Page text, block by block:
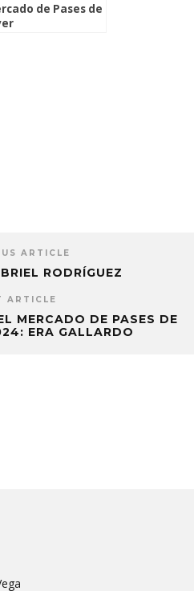
de Pases de
ARTICLE
RODRÍGUEZ
ARTICLE
MERCADO DE PASES DE
ERA GALLARDO